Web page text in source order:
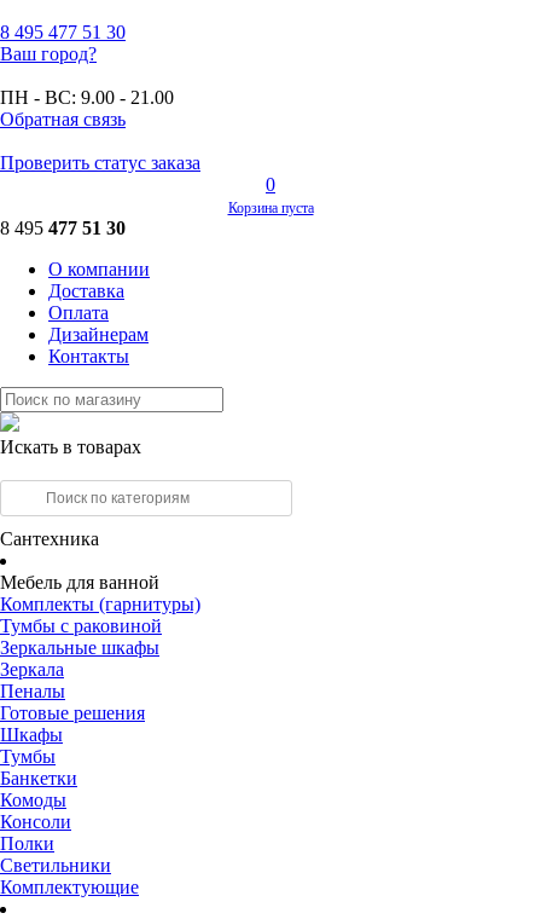
8 495 477 51 30
Ваш город?
ПН - ВС: 9.00 - 21.00
Обратная связь
Проверить статус заказа
0
Корзина пуста
8 495 477 51 30
О компании
Доставка
Оплата
Дизайнерам
Контакты
Искать в товарах
Сантехника
Мебель для ванной
Комплекты (гарнитуры)
Тумбы с раковиной
Зеркальные шкафы
Зеркала
Пеналы
Готовые решения
Шкафы
Тумбы
Банкетки
Комоды
Консоли
Полки
Светильники
Комплектующие